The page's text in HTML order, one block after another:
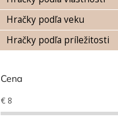
Hračky podľa veku
Hračky podľa príležitosti
Cena
€ 8